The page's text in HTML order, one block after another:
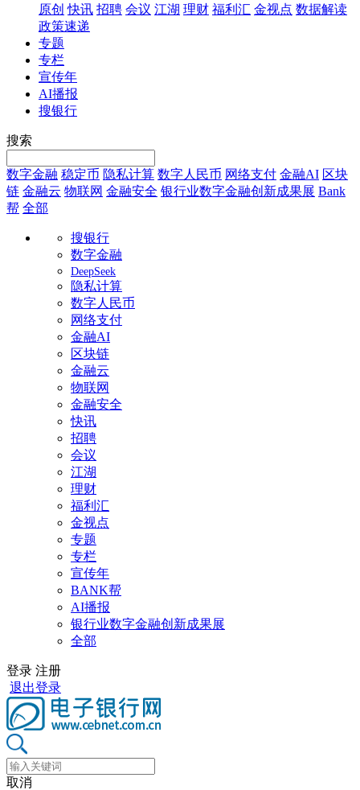
原创 快讯 招聘 会议 江湖 理财 福利汇 金视点 数据解读
政策速递
专题
专栏
宣传年
AI播报
搜银行
搜索
数字金融 稳定币 隐私计算 数字人民币 网络支付 金融AI 区块
链 金融云 物联网 金融安全 银行业数字金融创新成果展 Bank
帮 全部
搜银行
数字金融
DeepSeek
隐私计算
数字人民币
网络支付
金融AI
区块链
金融云
物联网
金融安全
快讯
招聘
会议
江湖
理财
福利汇
金视点
专题
专栏
宣传年
BANK帮
AI播报
银行业数字金融创新成果展
全部
登录 注册
退出登录
取消